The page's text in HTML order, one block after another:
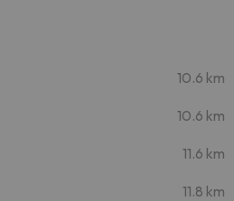
10.6 km
10.6 km
11.6 km
11.8 km